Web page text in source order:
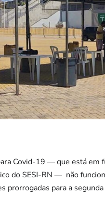
Covid-19 — que está em
do SESI-RN — não
prorrogadas para a